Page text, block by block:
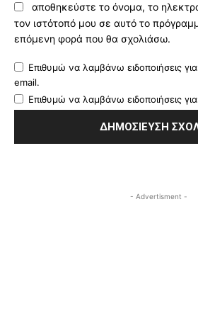
αποθηκεύστε το όνομα, το
τον ιστότοπό μου σε αυτό το
επόμενη φορά που θα σχολιάσω.
Επιθυμώ να λαμβάνω ειδοποιήσεις
email.
Επιθυμώ να λαμβάνω ειδοποιήσεις
- Advertisment -